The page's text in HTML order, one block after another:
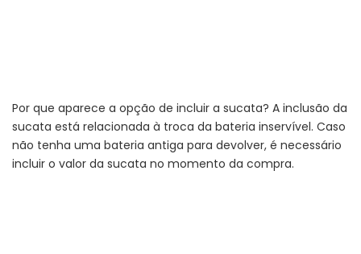
Por que aparece a opção de incluir a sucata? A inclusão da
sucata está relacionada à troca da bateria inservível. Caso
não tenha uma bateria antiga para devolver, é necessário
incluir o valor da sucata no momento da compra.